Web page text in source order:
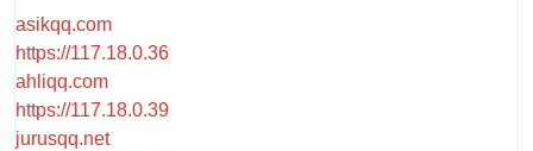
asikqq.com
https://117.18.0.36
ahliqq.com
https://117.18.0.39
jurusqq.net